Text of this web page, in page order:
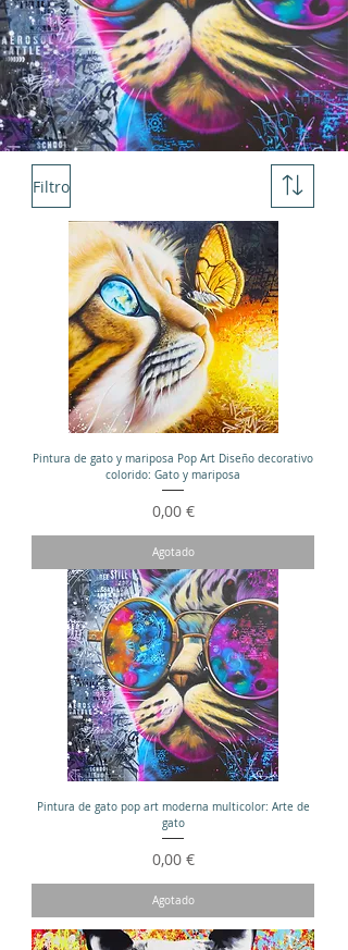
Filtro
Pintura de gato y mariposa Pop Art Diseño decorativo
colorido: Gato y mariposa
Precio
0,00 €
Agotado
Pintura de gato pop art moderna multicolor: Arte de
gato
Precio
0,00 €
Agotado